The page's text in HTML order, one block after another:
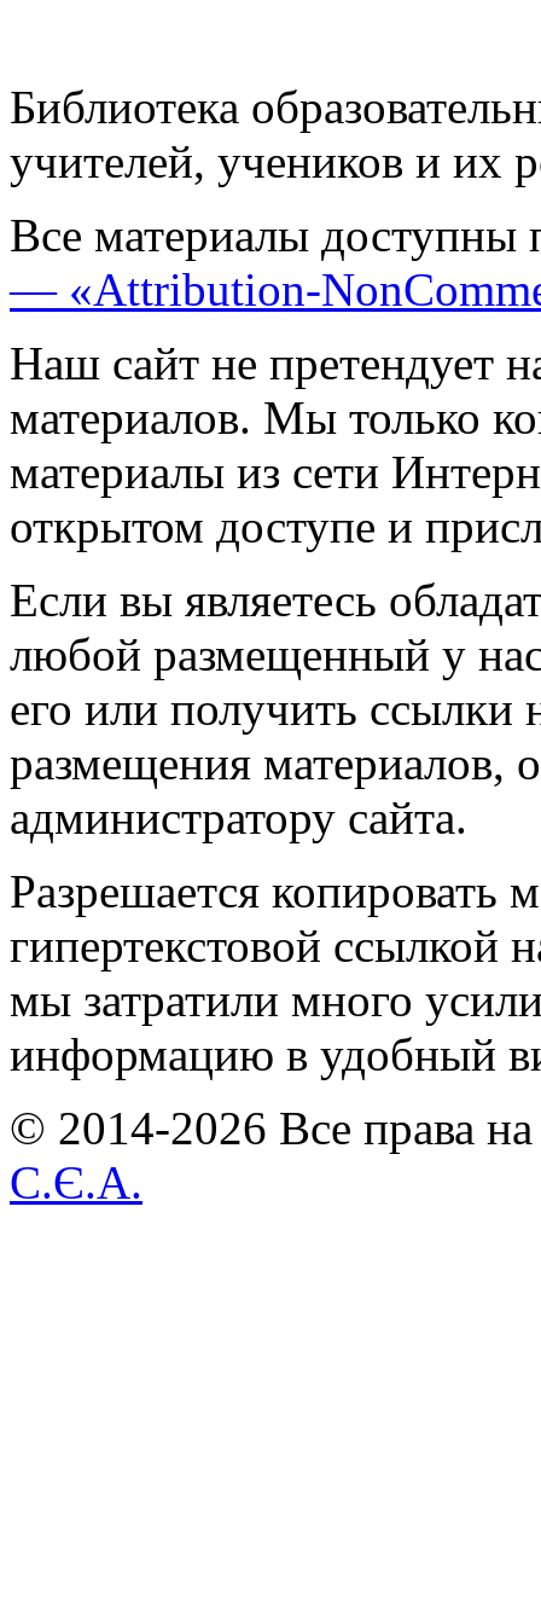
Библиотека
учителей, учеников и их
Все материалы доступны
— «Attribution-
Наш сайт не претендует
материалов. Мы только
материалы из сети
открытом доступе и
Если вы являетесь
любой размещенный у
его или получить ссылки
размещения материалов,
администратору сайта.
Разрешается копировать
гипертекстовой ссылкой
мы затратили много
информацию в удобный
© 2014-2026 Все права
С.Є.А.